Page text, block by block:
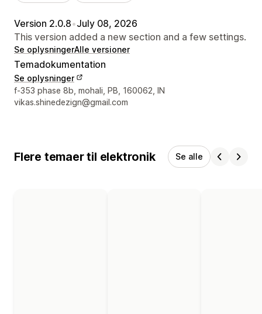
Version 2.0.8•July 08, 2026
This version added a new section and a few settings.
Se oplysningerAlle versioner
Temadokumentation
Se oplysninger
Se kontaktoplysninger
f-353 phase 8b, mohali, PB, 160062, IN
vikas.shinedezign@gmail.com
Flere temaer til elektronik Se alle